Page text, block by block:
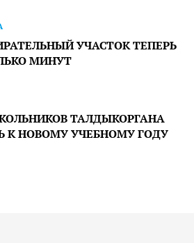
УЧАСТОК ТЕПЕРЬ
МИНУТ
ТАЛДЫКОРГАНА
НОВОМУ УЧЕБНОМУ ГОДУ